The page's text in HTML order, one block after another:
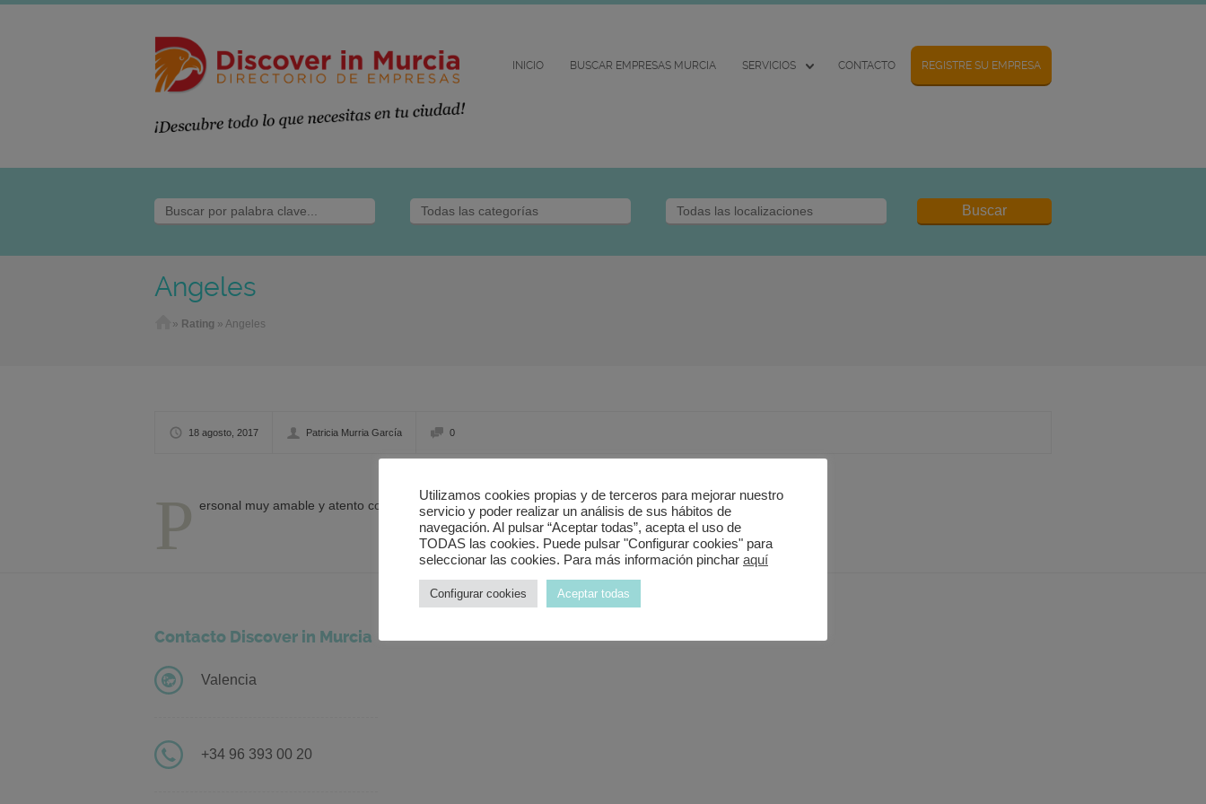
INICIO BUSCAR EMPRESAS MURCIA SERVICIOS CONTACTO REGISTRE SU EMPRESA
Angeles
Home
» Rating » Angeles
18 agosto, 2017 Patricia Murria García 0
P ersonal muy amable y atento con gran variedad de plantas y artículos de regalo.
Contacto Discover in Murcia
Valencia
+34 96 393 00 20
Utilizamos cookies propias y de terceros para mejorar nuestro
servicio y poder realizar un análisis de sus hábitos de
navegación. Al pulsar “Aceptar todas”, acepta el uso de
TODAS las cookies. Puede pulsar "Configurar cookies" para
seleccionar las cookies. Para más información pinchar aquí
Configurar cookies Aceptar todas